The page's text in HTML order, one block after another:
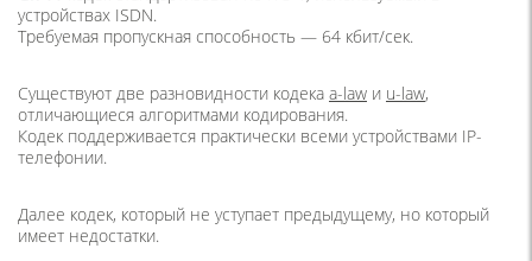
устройствах ISDN.
Требуемая пропускная способность — 64 кбит/сек.
Существуют две разновидности кодека a-law и u-law,
отличающиеся алгоритмами кодирования.
Кодек поддерживается практически всеми устройствами IP-
телефонии.
Далее кодек, который не уступает предыдущему, но который
имеет недостатки.